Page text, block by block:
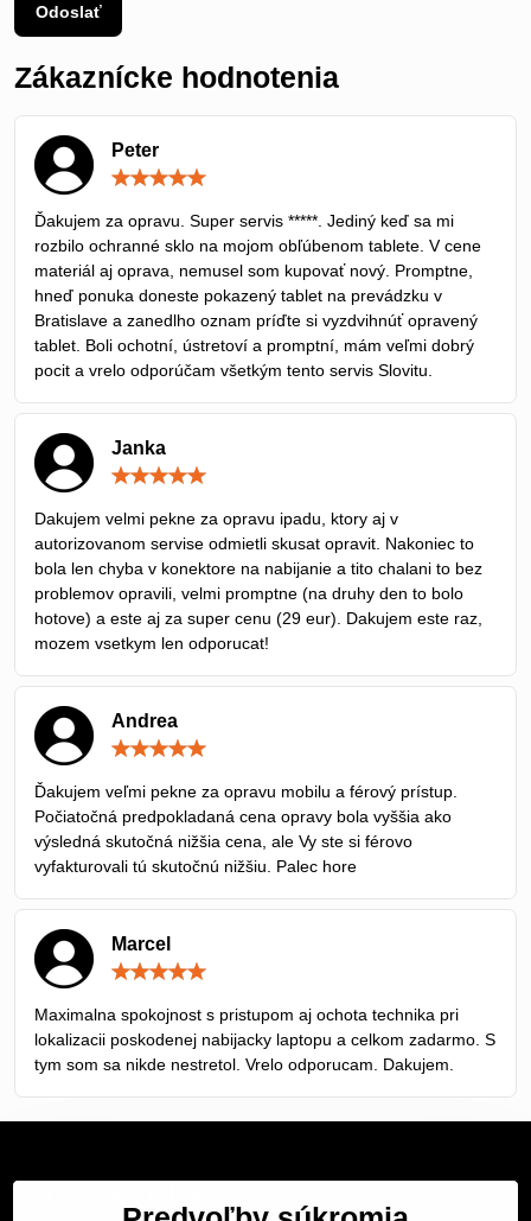
Odoslať
Zákaznícke hodnotenia
Peter
5
Ďakujem za opravu. Super servis *****. Jediný keď sa mi
rozbilo ochranné sklo na mojom obľúbenom tablete. V cene
materiál aj oprava, nemusel som kupovať nový. Promptne,
hneď ponuka doneste pokazený tablet na prevádzku v
Bratislave a zanedlho oznam príďte si vyzdvihnúť opravený
tablet. Boli ochotní, ústretoví a promptní, mám veľmi dobrý
pocit a vrelo odporúčam všetkým tento servis Slovitu.
Janka
5
Dakujem velmi pekne za opravu ipadu, ktory aj v
autorizovanom servise odmietli skusat opravit. Nakoniec to
bola len chyba v konektore na nabijanie a tito chalani to bez
problemov opravili, velmi promptne (na druhy den to bolo
hotove) a este aj za super cenu (29 eur). Dakujem este raz,
mozem vsetkym len odporucat!
Andrea
5
Ďakujem veľmi pekne za opravu mobilu a férový prístup.
Počiatočná predpokladaná cena opravy bola vyššia ako
výsledná skutočná nižšia cena, ale Vy ste si férovo
vyfakturovali tú skutočnú nižšiu. Palec hore
Marcel
5
Maximalna spokojnost s pristupom aj ochota technika pri
lokalizacii poskodenej nabijacky laptopu a celkom zadarmo. S
tym som sa nikde nestretol. Vrelo odporucam. Dakujem.
Servis Bratislava